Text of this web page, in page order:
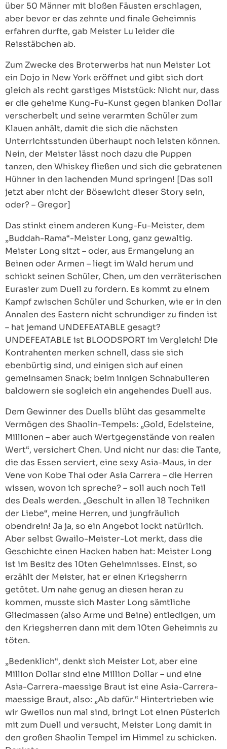
über 50 Männer mit bloßen Fäusten erschlagen,
aber bevor er das zehnte und finale Geheimnis
erfahren durfte, gab Meister Lu leider die
Reisstäbchen ab.
Zum Zwecke des Broterwerbs hat nun Meister Lot
ein Dojo in New York eröffnet und gibt sich dort
gleich als recht garstiges Miststück: Nicht nur, dass
er die geheime Kung-Fu-Kunst gegen blanken Dollar
verscherbelt und seine verarmten Schüler zum
Klauen anhält, damit die sich die nächsten
Unterrichtsstunden überhaupt noch leisten können.
Nein, der Meister lässt noch dazu die Puppen
tanzen, den Whiskey fließen und sich die gebratenen
Hühner in den lachenden Mund springen! [Das soll
jetzt aber nicht der Bösewicht dieser Story sein,
oder? – Gregor]
Das stinkt einem anderen Kung-Fu-Meister, dem
„Buddah-Rama“-Meister Long, ganz gewaltig.
Meister Long sitzt – oder, aus Ermangelung an
Beinen oder Armen – liegt im Wald herum und
schickt seinen Schüler, Chen, um den verräterischen
Eurasier zum Duell zu fordern. Es kommt zu einem
Kampf zwischen Schüler und Schurken, wie er in den
Annalen des Eastern nicht schrundiger zu finden ist
– hat jemand UNDEFEATABLE gesagt?
UNDEFEATABLE ist BLOODSPORT im Vergleich! Die
Kontrahenten merken schnell, dass sie sich
ebenbürtig sind, und einigen sich auf einen
gemeinsamen Snack; beim innigen Schnabulieren
baldowern sie sogleich ein angehendes Duell aus.
Dem Gewinner des Duells blüht das gesammelte
Vermögen des Shaolin-Tempels: „Gold, Edelsteine,
Millionen – aber auch Wertgegenstände von realen
Wert“, versichert Chen. Und nicht nur das: die Tante,
die das Essen serviert, eine sexy Asia-Maus, in der
Vene von Kobe Thai oder Asia Carrera – die Herren
wissen, wovon ich spreche? – soll auch noch Teil
des Deals werden. „Geschult in allen 18 Techniken
der Liebe“, meine Herren, und jungfräulich
obendrein! Ja ja, so ein Angebot lockt natürlich.
Aber selbst Gwailo-Meister-Lot merkt, dass die
Geschichte einen Hacken haben hat: Meister Long
ist im Besitz des 10ten Geheimnisses. Einst, so
erzählt der Meister, hat er einen Kriegsherrn
getötet. Um nahe genug an diesen heran zu
kommen, musste sich Master Long sämtliche
Gliedmassen (also Arme und Beine) entledigen, um
den Kriegsherren dann mit dem 10ten Geheimnis zu
töten.
„Bedenklich“, denkt sich Meister Lot, aber eine
Million Dollar sind eine Million Dollar – und eine
Asia-Carrera-maessige Braut ist eine Asia-Carrera-
maessige Braut, also: „Ab dafür.“ Hintertrieben wie
wir Gweilos nun mal sind, bringt Lot einen Püsterich
mit zum Duell und versucht, Meister Long damit in
den großen Shaolin Tempel im Himmel zu schicken.